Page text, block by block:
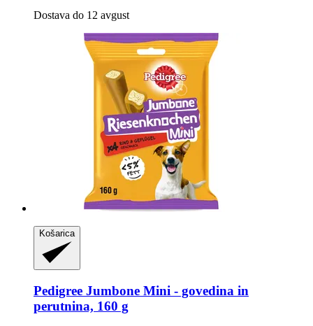
Dostava do 12 avgust
Košarica
Pedigree Jumbone Mini -​ govedina in
perutnina, 160 g